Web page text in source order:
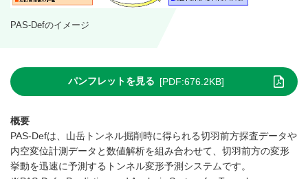
PAS-Defのイメージ
パンフレットを見る [PDF:676.2KB]
概要
PAS-Defは、山岳トンネル掘削時に得られる切羽前方探査データや
内空変位計測データと数値解析を組み合わせて、切羽前方の変形
挙動を迅速に予測するトンネル変形予測システムです。